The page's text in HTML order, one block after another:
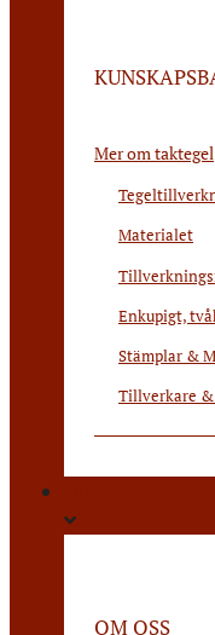
Mer om taktegel
Materialet
Enkupigt,
Stämplar &
Tillverkare &
OM OSS